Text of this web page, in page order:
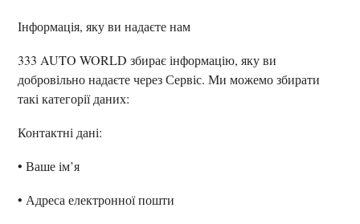
Інформація, яку ви надаєте нам
333 AUTO WORLD збирає інформацію, яку ви
добровільно надаєте через Сервіс. Ми можемо збирати
такі категорії даних:
Контактні дані:
• Ваше ім’я
• Адреса електронної пошти